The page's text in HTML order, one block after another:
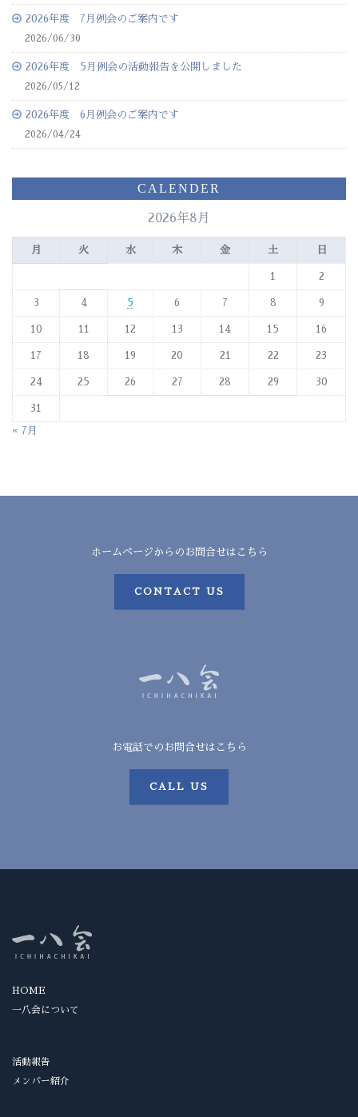
2026年度 7月例会のご案内です
2026/06/30
2026年度 5月例会の活動報告を公開しました
2026/05/12
2026年度 6月例会のご案内です
2026/04/24
CALENDER
2026年8月
月 火 水 木 金 土 日
1 2
3 4 5 6 7 8 9
10 11 12 13 14 15 16
17 18 19 20 21 22 23
24 25 26 27 28 29 30
31
« 7月
ホームページからのお問合せはこちら
CONTACT US
お電話でのお問合せはこちら
CALL US
HOME
一八会について
活動報告
メンバー紹介